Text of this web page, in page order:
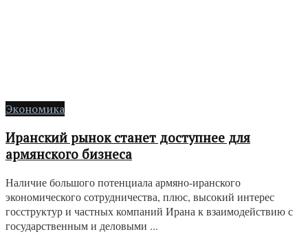
Экономика
Иранский рынок станет доступнее для
армянского бизнеса
Наличие большого потенциала армяно-иранского
экономического сотрудничества, плюс, высокий интерес
госструктур и частных компаний Ирана к взаимодействию с
государственным и деловыми ...